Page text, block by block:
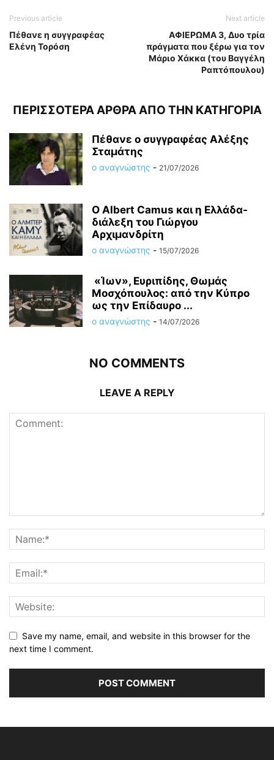
Previous article
Πέθανε η συγγραφέας
Ελένη Τορόση
Next article
ΑΦΙEΡΩΜΑ 3, Δυο τρία
πράγματα που ξέρω για τον
Μάριο Χάκκα (του Βαγγέλη
Ραπτόπουλου)
ΠΕΡΙΣΣΟΤΕΡΑ ΑΡΘΡΑ ΑΠΟ ΤΗΝ ΚΑΤΗΓΟΡΙΑ
Πέθανε ο συγγραφέας Αλέξης
Σταμάτης
ο αναγνώστης - 21/07/2026
O Albert Camus και η Ελλάδα-
διάλεξη του Γιώργου
Αρχιμανδρίτη
ο αναγνώστης - 15/07/2026
«Ίων», Ευριπίδης, Θωμάς
Μοσχόπουλος: από την Κύπρο
ως την Επίδαυρο ...
ο αναγνώστης - 14/07/2026
NO COMMENTS
LEAVE A REPLY
Save my name, email, and website in this browser for the
next time I comment.